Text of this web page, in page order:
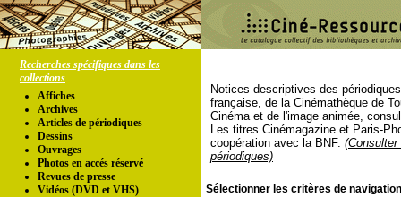
Recherches spécifiques dans les
collections
Affiches
Archives
Articles de périodiques
Dessins
Ouvrages
Photos en accés réservé
Revues de presse
Vidéos (DVD et VHS)
Notices descriptives des
française, de la Cinémathèque de
Cinéma et de l'image animée,
Les titres Cinémagazine et Paris-
coopération avec la BNF.
périodiques)
Sélectionner les critères de